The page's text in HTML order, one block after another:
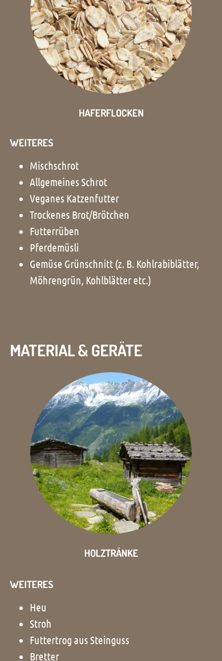
HAFERFLOCKEN
WEITERES
Mischschrot
Allgemeines Schrot
Veganes Katzenfutter
Trockenes Brot/Brötchen
Futterrüben
Pferdemüsli
Gemüse Grünschnitt (z. B. Kohlrabiblätter,
Möhrengrün, Kohlblätter etc.)
MATERIAL & GERÄTE
HOLZTRÄNKE
WEITERES
Heu
Stroh
Futtertrog aus Steinguss
Bretter